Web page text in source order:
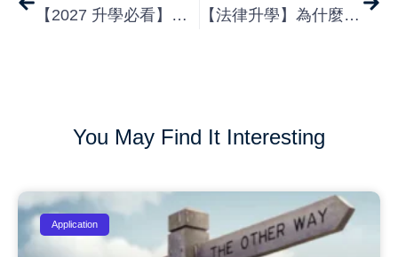
【2027 升學必看】UCAS 申請大變革：告別長篇 PS，迎接「三大短問答」時代 【法律升學】為什麼選擇英國法律學位 (LLB) 是你的最佳策略？（2026 深度解析）
You May Find It Interesting
Application